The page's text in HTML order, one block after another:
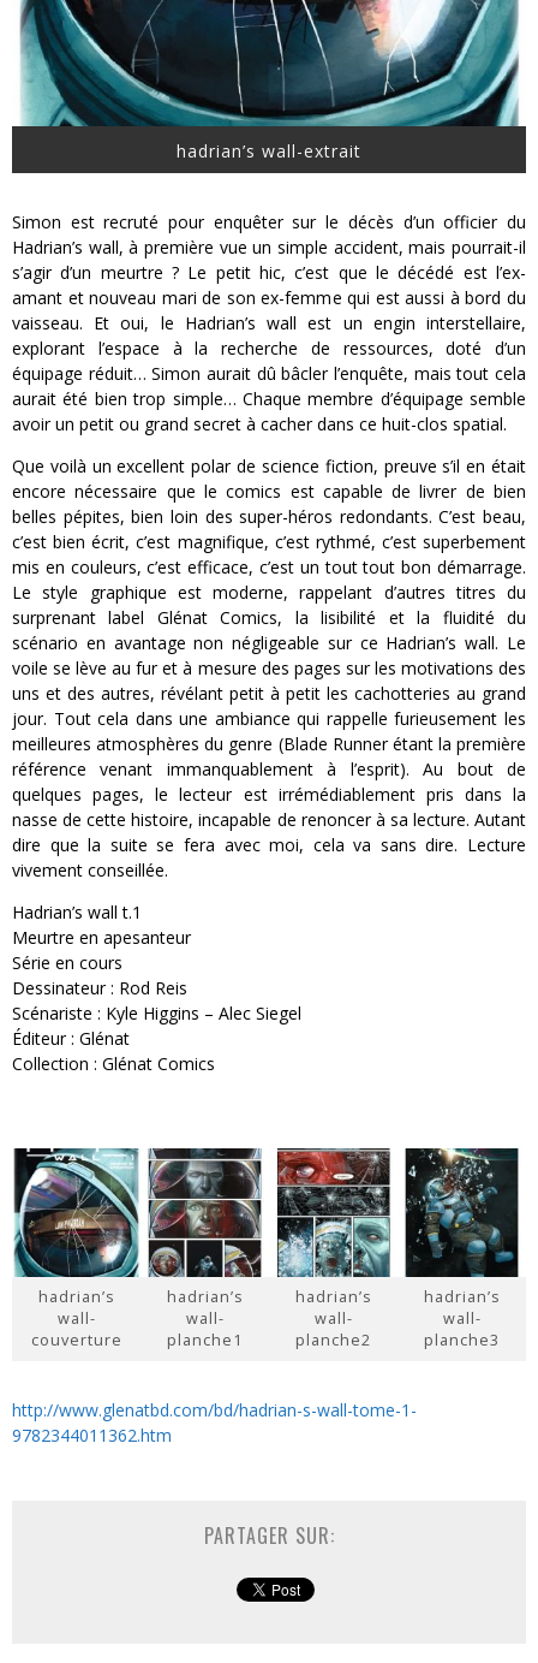
hadrian’s wall-extrait
Simon est recruté pour enquêter sur le décès d’un officier du
Hadrian’s wall, à première vue un simple accident, mais pourrait-il
s’agir d’un meurtre ? Le petit hic, c’est que le décédé est l’ex-
amant et nouveau mari de son ex-femme qui est aussi à bord du
vaisseau. Et oui, le Hadrian’s wall est un engin interstellaire,
explorant l’espace à la recherche de ressources, doté d’un
équipage réduit… Simon aurait dû bâcler l’enquête, mais tout cela
aurait été bien trop simple… Chaque membre d’équipage semble
avoir un petit ou grand secret à cacher dans ce huit-clos spatial.
Que voilà un excellent polar de science fiction, preuve s’il en était
encore nécessaire que le comics est capable de livrer de bien
belles pépites, bien loin des super-héros redondants. C’est beau,
c’est bien écrit, c’est magnifique, c’est rythmé, c’est superbement
mis en couleurs, c’est efficace, c’est un tout tout bon démarrage.
Le style graphique est moderne, rappelant d’autres titres du
surprenant label Glénat Comics, la lisibilité et la fluidité du
scénario en avantage non négligeable sur ce Hadrian’s wall. Le
voile se lève au fur et à mesure des pages sur les motivations des
uns et des autres, révélant petit à petit les cachotteries au grand
jour. Tout cela dans une ambiance qui rappelle furieusement les
meilleures atmosphères du genre (Blade Runner étant la première
référence venant immanquablement à l’esprit). Au bout de
quelques pages, le lecteur est irrémédiablement pris dans la
nasse de cette histoire, incapable de renoncer à sa lecture. Autant
dire que la suite se fera avec moi, cela va sans dire. Lecture
vivement conseillée.
Hadrian’s wall t.1
Meurtre en apesanteur
Série en cours
Dessinateur : Rod Reis
Scénariste : Kyle Higgins – Alec Siegel
Éditeur : Glénat
Collection : Glénat Comics
hadrian’s
wall-
couverture
hadrian’s
wall-
planche1
hadrian’s
wall-
planche2
hadrian’s
wall-
planche3
http://www.glenatbd.com/bd/hadrian-s-wall-tome-1-
9782344011362.htm
PARTAGER SUR: